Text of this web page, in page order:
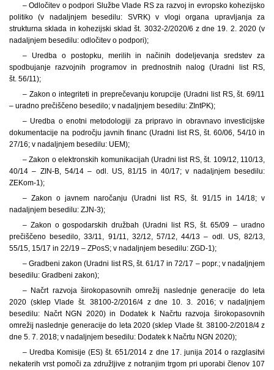
– Odločitev o podpori Službe Vlade RS za razvoj in evropsko kohezijsko
politiko (v nadaljnjem besedilu: SVRK) v vlogi organa upravljanja za
strukturna sklada in kohezijski sklad št. 3032-2/2020/6 z dne 19. 2. 2020 (v
nadaljnjem besedilu: odločitev o podpori);
– Uredba o postopku, merilih in načinih dodeljevanja sredstev za
spodbujanje razvojnih programov in prednostnih nalog (Uradni list RS,
št. 56/11);
– Zakon o integriteti in preprečevanju korupcije (Uradni list RS, št. 69/11
– uradno prečiščeno besedilo; v nadaljnjem besedilu: ZIntPK);
– Uredba o enotni metodologiji za pripravo in obravnavo investicijske
dokumentacije na področju javnih financ (Uradni list RS, št. 60/06, 54/10 in
27/16; v nadaljnjem besedilu: UEM);
– Zakon o elektronskih komunikacijah (Uradni list RS, št. 109/12, 110/13,
40/14 – ZIN-B, 54/14 – odl. US, 81/15 in 40/17; v nadaljnjem besedilu:
ZEKom-1);
– Zakon o javnem naročanju (Uradni list RS, št. 91/15 in 14/18; v
nadaljnjem besedilu: ZJN-3);
– Zakon o gospodarskih družbah (Uradni list RS, št. 65/09 – uradno
prečiščeno besedilo, 33/11, 91/11, 32/12, 57/12, 44/13 – odl. US, 82/13,
55/15, 15/17 in 22/19 – ZPosS; v nadaljnjem besedilu: ZGD-1);
– Gradbeni zakon (Uradni list RS, št. 61/17 in 72/17 – popr.; v nadaljnjem
besedilu: Gradbeni zakon);
– Načrt razvoja širokopasovnih omrežij naslednje generacije do leta
2020 (sklep Vlade št. 38100-2/2016/4 z dne 10. 3. 2016; v nadaljnjem
besedilu: Načrt NGN 2020) in Dodatek k Načrtu razvoja širokopasovnih
omrežij naslednje generacije do leta 2020 (sklep Vlade št. 38100-2/2018/4 z
dne 5. 7. 2018; v nadaljnjem besedilu: Dodatek k Načrtu NGN 2020);
– Uredba Komisije (ES) št. 651/2014 z dne 17. junija 2014 o razglasitvi
nekaterih vrst pomoči za združljive z notranjim trgom pri uporabi členov 107